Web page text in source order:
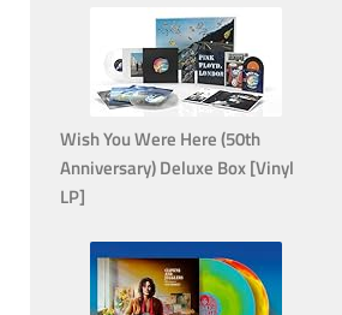
Wish You Were Here (50th
Anniversary) Deluxe Box [Vinyl
LP]